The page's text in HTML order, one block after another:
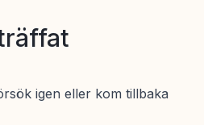
igen eller kom tillbaka